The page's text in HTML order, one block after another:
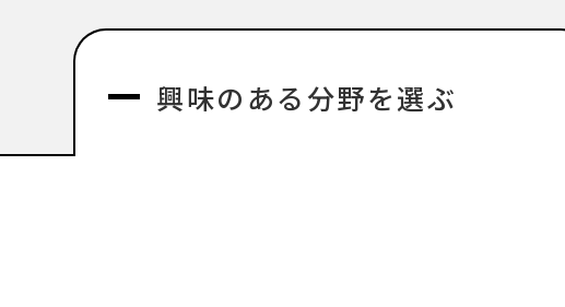
興味のある分野を選ぶ